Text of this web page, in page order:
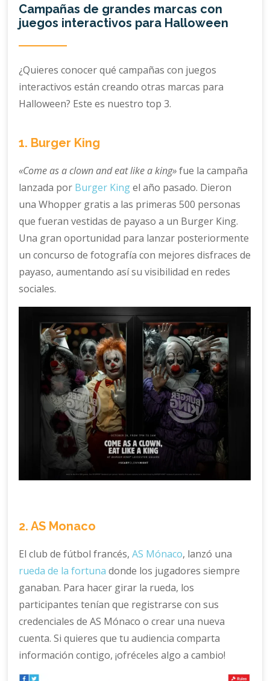
Campañas de grandes marcas con
juegos interactivos para Halloween
¿Quieres conocer qué campañas con juegos
interactivos están creando otras marcas para
Halloween? Este es nuestro top 3.
1. Burger King
«Come as a clown and eat like a king»fue la campaña
lanzada por Burger Kingel año pasado. Dieron
una Whopper gratis a las primeras 500 personas
que fueran vestidas de payaso a un Burger King.
Una gran oportunidad para lanzar posteriormente
un concurso de fotografía con mejores disfraces de
payaso, aumentando así su visibilidad en redes
sociales.
2. AS Monaco
El club de fútbol francés,AS Mónaco, lanzó una
rueda de la fortuna donde los jugadores siempre
ganaban. Para hacer girar la rueda, los
participantes tenían que registrarse con sus
credenciales de AS Mónaco o crear una nueva
cuenta. Si quieres que tu audiencia comparta
información contigo, ¡ofréceles algo a cambio!